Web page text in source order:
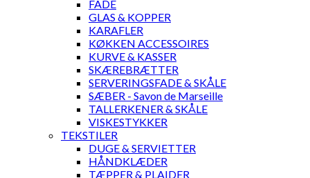
FADE
GLAS & KOPPER
KARAFLER
KØKKEN ACCESSOIRES
KURVE & KASSER
SKÆREBRÆTTER
SERVERINGSFADE & SKÅLE
SÆBER - Savon de Marseille
TALLERKENER & SKÅLE
VISKESTYKKER
TEKSTILER
DUGE & SERVIETTER
HÅNDKLÆDER
TÆPPER & PLAIDER